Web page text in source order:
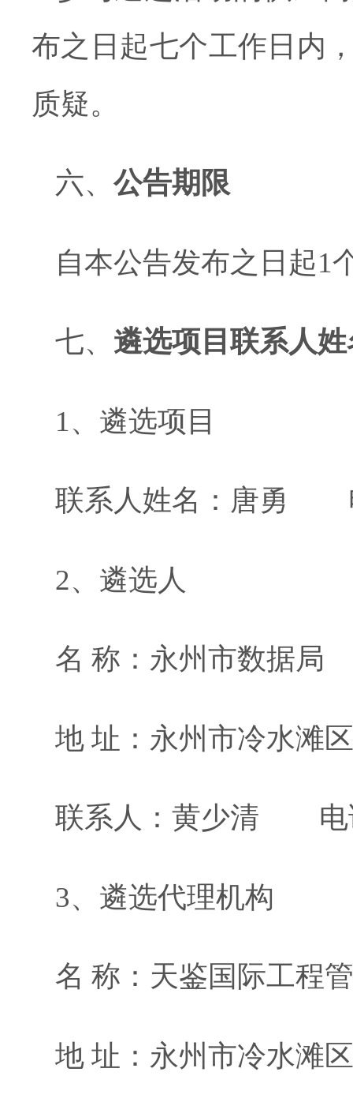
布之日起七个工作日内
质疑。
六、 公告期限
自本公告发布之日起1
七、 遴选项目联系人
1、 遴选项目
联系人姓名： 唐勇
2、 遴选人
名 称： 永州市数据局
地 址： 永州市冷水滩
联系人： 黄少清 电
3、 遴选代理机构
名 称：天鉴国际工程
地 址： 永州市冷水滩